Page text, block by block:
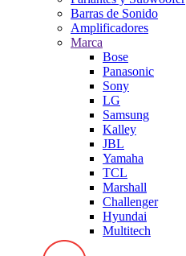
Barras de Sonido
Amplificadores
Marca
Bose
Panasonic
Sony
LG
Samsung
Kalley
JBL
Yamaha
TCL
Marshall
Challenger
Hyundai
Multitech